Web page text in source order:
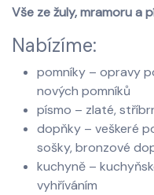
Vše ze žuly, mramoru a
Nabízíme:
pomníky – opravy
nových pomníků
písmo – zlaté,
dopňky – veškeré
sošky, bronzové
kuchyně –
vyhříváním